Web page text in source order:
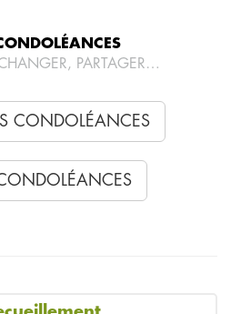
PARTAGER…
CONDOLÉANCES